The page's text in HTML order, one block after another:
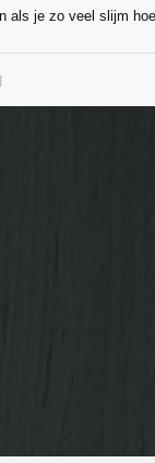
als je zo veel slijm